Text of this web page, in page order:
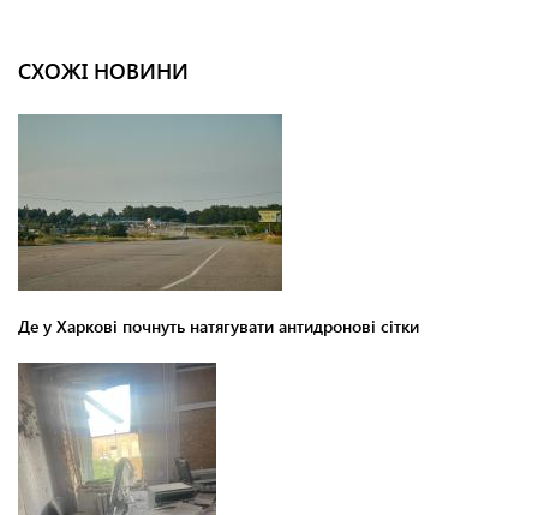
СХОЖІ НОВИНИ
Де у Харкові почнуть натягувати антидронові сітки